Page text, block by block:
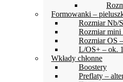
Formowanki –
Rozmiar Nb/
Rozmiar mini
Rozmiar OS
L/OS+ – ok.
Wkłady chłonne
Boostery
Preflaty –